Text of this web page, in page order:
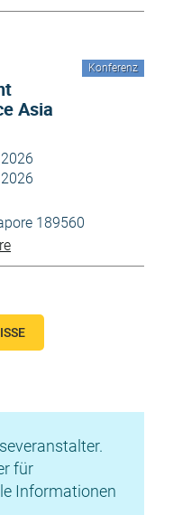
Konferenz
Asia
189560
für
Informationen